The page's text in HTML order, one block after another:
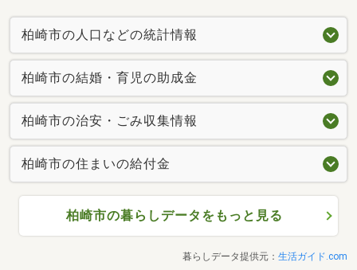
柏崎市の人口などの統計情報
柏崎市の結婚・育児の助成金
柏崎市の治安・ごみ収集情報
柏崎市の住まいの給付金
柏崎市の暮らしデータをもっと見る
暮らしデータ提供元： 生活ガイド.com